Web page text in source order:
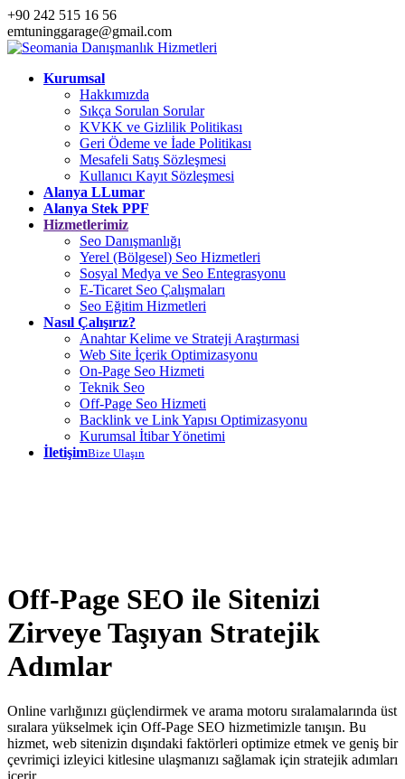
+90 242 515 16 56
emtuninggarage@gmail.com
Kurumsal
Hakkımızda
Sıkça Sorulan Sorular
KVKK ve Gizlilik Politikası
Geri Ödeme ve İade Politikası
Mesafeli Satış Sözleşmesi
Kullanıcı Kayıt Sözleşmesi
Alanya LLumar
Alanya Stek PPF
Hizmetlerimiz
Seo Danışmanlığı
Yerel (Bölgesel) Seo Hizmetleri
Sosyal Medya ve Seo Entegrasyonu
E-Ticaret Seo Çalışmaları
Seo Eğitim Hizmetleri
Nasıl Çalışırız?
Anahtar Kelime ve Strateji Araştırmasi
Web Site İçerik Optimizasyonu
On-Page Seo Hizmeti
Teknik Seo
Off-Page Seo Hizmeti
Backlink ve Link Yapısı Optimizasyonu
Kurumsal İtibar Yönetimi
İletişimBize Ulaşın
Off-Page SEO ile Sitenizi
Zirveye Taşıyan Stratejik
Adımlar
Online varlığınızı güçlendirmek ve arama motoru sıralamalarında üst
sıralara yükselmek için Off-Page SEO hizmetimizle tanışın. Bu
hizmet, web sitenizin dışındaki faktörleri optimize etmek ve geniş bir
çevrimiçi izleyici kitlesine ulaşmanızı sağlamak için stratejik adımları
içerir.